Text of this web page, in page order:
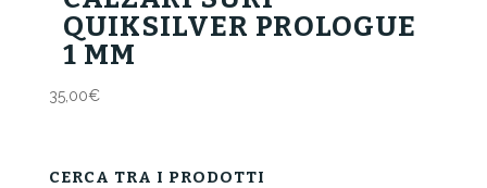
QUIKSILVER PROLOGUE
1 MM
35,00€
CERCA TRA I PRODOTTI